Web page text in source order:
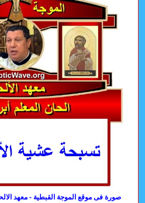
صورة فى موقع الموجة القبطية - معهد